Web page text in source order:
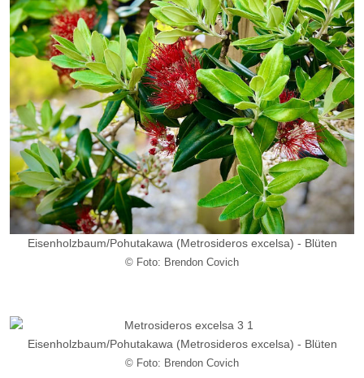
Eisenholzbaum/Pohutakawa (Metrosideros excelsa) - Blüten
© Foto: Brendon Covich
Eisenholzbaum/Pohutakawa (Metrosideros excelsa) - Blüten
© Foto: Brendon Covich